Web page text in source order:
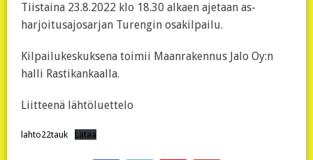
Tiistaina 23.8.2022 klo 18.30 alkaen ajetaan as-
harjoitusajosarjan Turengin osakilpailu.
Kilpailukeskuksena toimii Maanrakennus Jalo Oy:n
halli Rastikankaalla.
Liitteenä lähtöluettelo
lahto22tauk Lataa